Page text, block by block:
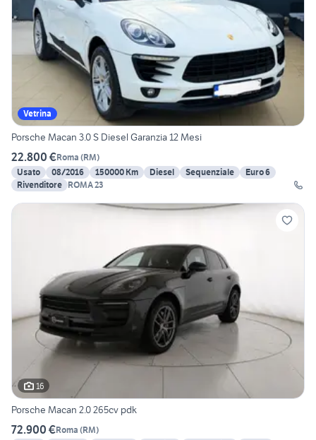
Vetrina
Porsche Macan 3.0 S Diesel Garanzia 12 Mesi
22.800 €Roma (RM)
Usato
08/2016 150000 Km Diesel Sequenziale
Euro 6
Rivenditore ROMA 23
16
Porsche Macan 2.0 265cv pdk
72.900 €Roma (RM)